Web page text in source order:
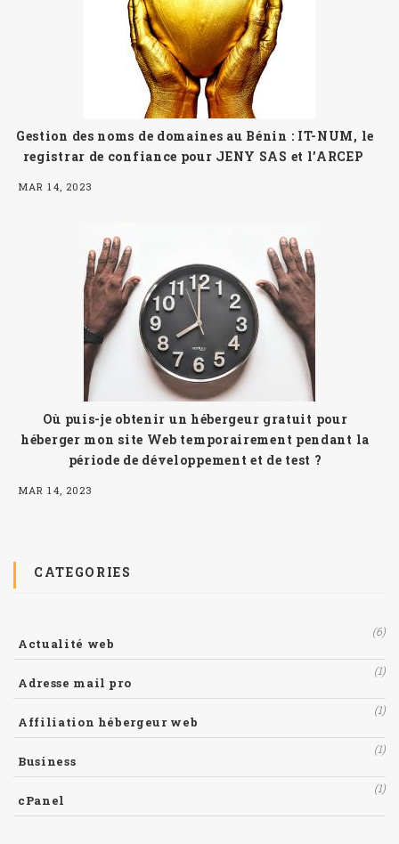
Gestion des noms de domaines au Bénin : IT-NUM, le
registrar de confiance pour JENY SAS et l’ARCEP
MAR 14, 2023
Où puis-je obtenir un hébergeur gratuit pour
héberger mon site Web temporairement pendant la
période de développement et de test ?
MAR 14, 2023
CATEGORIES
(6)
Actualité web
(1)
Adresse mail pro
(1)
Affiliation hébergeur web
(1)
Business
(1)
cPanel